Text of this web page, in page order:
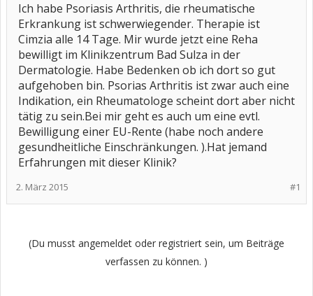
Ich habe Psoriasis Arthritis, die rheumatische
Erkrankung ist schwerwiegender. Therapie ist
Cimzia alle 14 Tage. Mir wurde jetzt eine Reha
bewilligt im Klinikzentrum Bad Sulza in der
Dermatologie. Habe Bedenken ob ich dort so gut
aufgehoben bin. Psorias Arthritis ist zwar auch eine
Indikation, ein Rheumatologe scheint dort aber nicht
tätig zu sein.Bei mir geht es auch um eine evtl.
Bewilligung einer EU-Rente (habe noch andere
gesundheitliche Einschränkungen. ).Hat jemand
Erfahrungen mit dieser Klinik?
#1
2. März 2015
(Du musst angemeldet oder registriert sein, um Beiträge
verfassen zu können. )